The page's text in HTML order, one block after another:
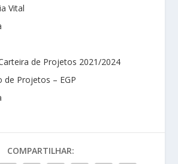
Vital
de Projetos 2021/2024
de Projetos – EGP
COMPARTILHAR: